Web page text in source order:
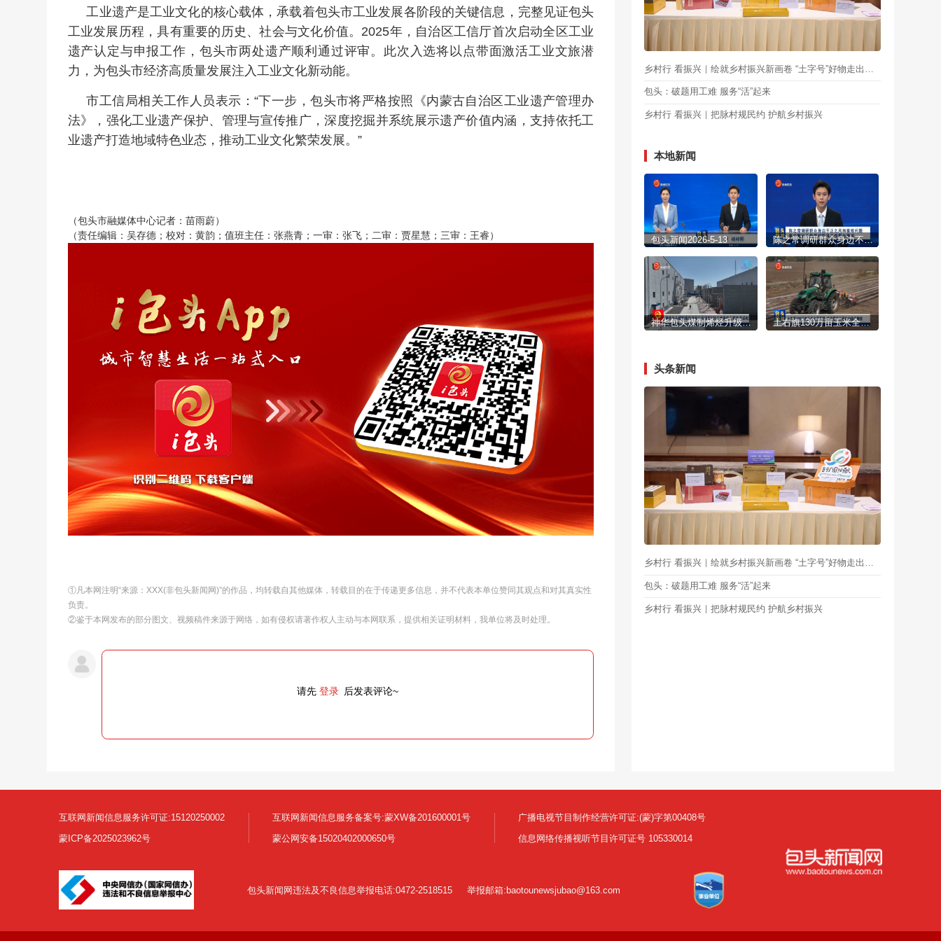
工业遗产是工业文化的核心载体，承载着包头市工业发展各阶段的关键信息，完整见证包头
工业发展历程，具有重要的历史、社会与文化价值。2025年，自治区工信厅首次启动全区工业
遗产认定与申报工作，包头市两处遗产顺利通过评审。此次入选将以点带面激活工业文旅潜
力，为包头市经济高质量发展注入工业文化新动能。
市工信局相关工作人员表示：“下一步，包头市将严格按照《内蒙古自治区工业遗产管理办
法》，强化工业遗产保护、管理与宣传推广，深度挖掘并系统展示遗产价值内涵，支持依托工
业遗产打造地域特色业态，推动工业文化繁荣发展。”
（包头市融媒体中心记者：苗雨蔚）
（责任编辑：吴存德；校对：黄韵；值班主任：张燕青；一审：张飞；二审：贾星慧；三审：王睿）
①凡本网注明“来源：XXX(非包头新闻网)”的作品，均转载自其他媒体，转载目的在于传递更多信息，并不代表本单位赞同其观点和对其真实性
负责。
②鉴于本网发布的部分图文、视频稿件来源于网络，如有侵权请著作权人主动与本网联系，提供相关证明材料，我单位将及时处理。
请先 登录 后发表评论~
包头：破题用工难 服务“活”起来
乡村行 看振兴｜把脉村规民约 护航乡村振兴
本地新闻
包头新闻2026-5-13 陈之常调研群众身边不正之风和腐败问题集中整治工作并对防汛工作提出要求
神华包头煤制烯烃升级示范项目220千伏供电工程投产送电 土右旗130万亩玉米全面开播 单产提升工程助力稳产增收
头条新闻
乡村行 看振兴｜绘就乡村振兴新画卷 “土字号”好物走出乡村畅销全国
包头：破题用工难 服务“活”起来
乡村行 看振兴｜把脉村规民约 护航乡村振兴
互联网新闻信息服务许可证:15120250002
蒙ICP备2025023962号
互联网新闻信息服务备案号:蒙XW备201600001号
蒙公网安备15020402000650号
广播电视节目制作经营许可证:(蒙)字第00408号
信息网络传播视听节目许可证号 105330014
包头新闻网违法及不良信息举报电话:0472-2518515 举报邮箱:baotounewsjubao@163.com